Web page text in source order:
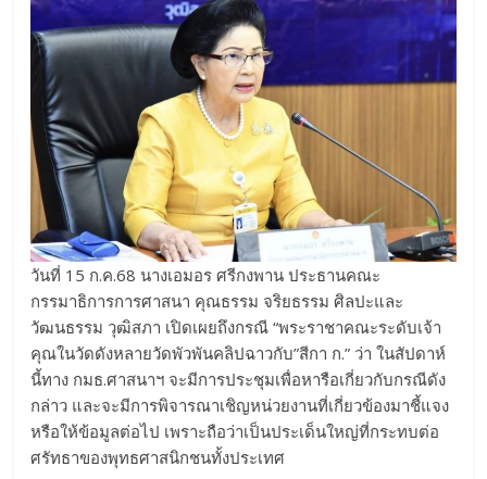
วันที่ 15 ก.ค.68 นางเอมอร ศรีกงพาน ประธานคณะ
กรรมาธิการการศาสนา คุณธรรม จริยธรรม ศิลปะและ
วัฒนธรรม วุฒิสภา เปิดเผยถึงกรณี “พระราชาคณะระดับเจ้า
คุณในวัดดังหลายวัดพัวพันคลิปฉาวกับ”สีกา ก.” ว่า ในสัปดาห์
นี้ทาง กมธ.ศาสนาฯ จะมีการประชุมเพื่อหารือเกี่ยวกับกรณีดัง
กล่าว และจะมีการพิจารณาเชิญหน่วยงานที่เกี่ยวข้องมาชี้แจง
หรือให้ข้อมูลต่อไป เพราะถือว่าเป็นประเด็นใหญ่ที่กระทบต่อ
ศรัทธาของพุทธศาสนิกชนทั้งประเทศ